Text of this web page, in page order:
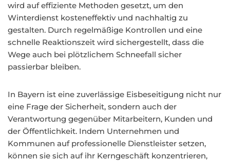
wird auf effiziente Methoden gesetzt, um den
Winterdienst kosteneffektiv und nachhaltig zu
gestalten. Durch regelmäßige Kontrollen und eine
schnelle Reaktionszeit wird sichergestellt, dass die
Wege auch bei plötzlichem Schneefall sicher
passierbar bleiben.
In Bayern ist eine zuverlässige Eisbeseitigung nicht nur
eine Frage der Sicherheit, sondern auch der
Verantwortung gegenüber Mitarbeitern, Kunden und
der Öffentlichkeit. Indem Unternehmen und
Kommunen auf professionelle Dienstleister setzen,
können sie sich auf ihr Kerngeschäft konzentrieren,